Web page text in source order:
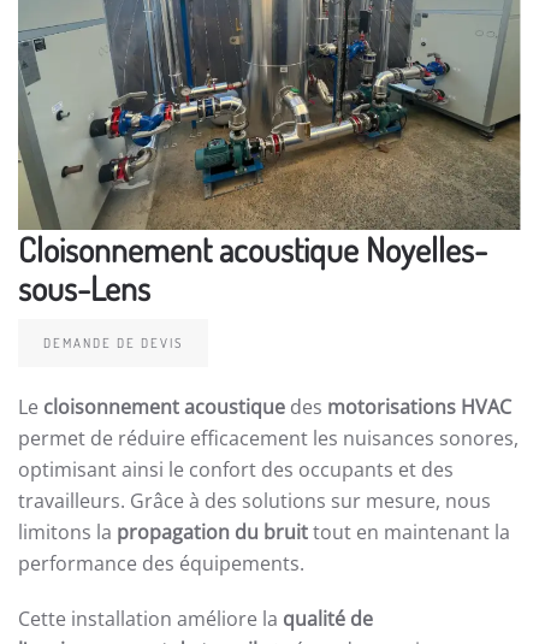
Cloisonnement acoustique Noyelles-
sous-Lens
DEMANDE DE DEVIS
Le cloisonnement acoustique des motorisations HVAC
permet de réduire efficacement les nuisances sonores,
optimisant ainsi le confort des occupants et des
travailleurs. Grâce à des solutions sur mesure, nous
limitons la propagation du bruittout en maintenant la
performance des équipements.
Cette installation améliore la qualité de